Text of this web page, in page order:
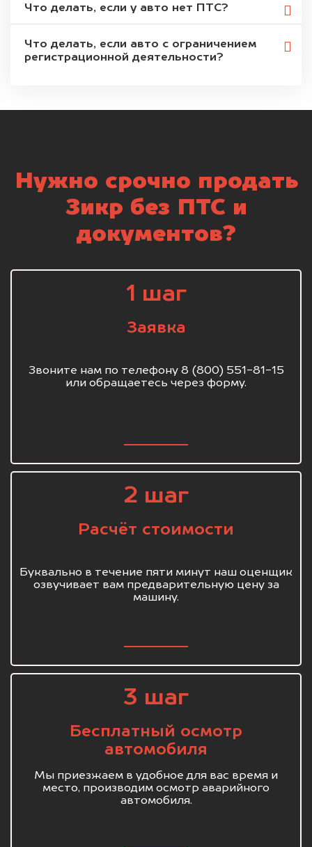
Что делать, если у авто нет ПТС?
Что делать, если авто с ограничением
регистрационной деятельности?
Нужно срочно продать
Зикр без ПТС и
документов?
1 шаг
Заявка
Звоните нам по телефону 8 (800) 551-81-15
или обращаетесь через форму.
2 шаг
Расчёт стоимости
Буквально в течение пяти минут наш оценщик
озвучивает вам предварительную цену за
машину.
3 шаг
Бесплатный осмотр
автомобиля
Мы приезжаем в удобное для вас время и
место, производим осмотр аварийного
автомобиля.